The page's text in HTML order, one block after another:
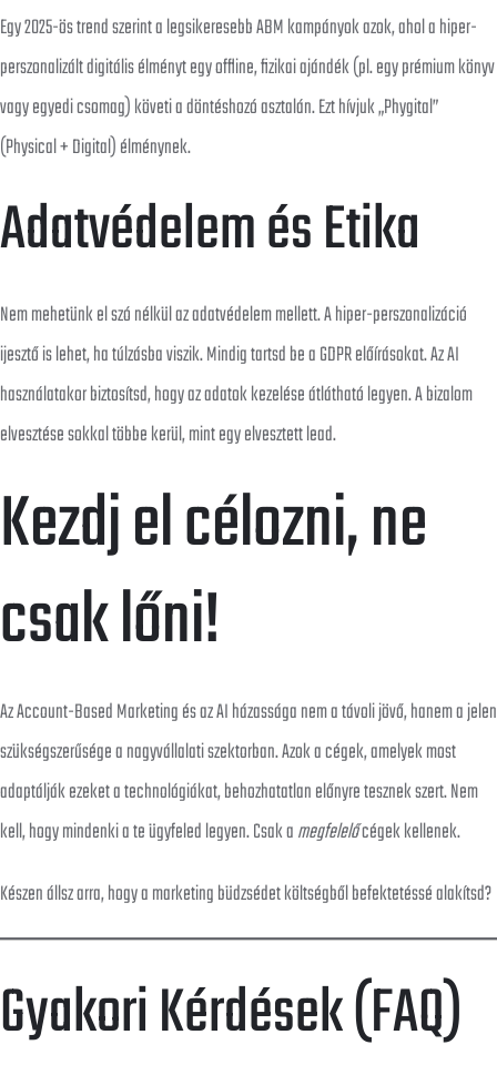
Egy 2025-ös trend szerint a legsikeresebb ABM kampányok azok, ahol a hiper-
perszonalizált digitális élményt egy offline, fizikai ajándék (pl. egy prémium könyv
vagy egyedi csomag) követi a döntéshozó asztalán. Ezt hívjuk „Phygital”
(Physical + Digital) élménynek.
Adatvédelem és Etika
Nem mehetünk el szó nélkül az adatvédelem mellett. A hiper-perszonalizáció
ijesztő is lehet, ha túlzásba viszik. Mindig tartsd be a GDPR előírásokat. Az AI
használatakor biztosítsd, hogy az adatok kezelése átlátható legyen. A bizalom
elvesztése sokkal többe kerül, mint egy elvesztett lead.
Kezdj el célozni, ne
csak lőni!
Az Account-Based Marketing és az AI házassága nem a távoli jövő, hanem a jelen
szükségszerűsége a nagyvállalati szektorban. Azok a cégek, amelyek most
adaptálják ezeket a technológiákat, behozhatatlan előnyre tesznek szert. Nem
kell, hogy mindenki a te ügyfeled legyen. Csak amegfelelőcégek kellenek.
Készen állsz arra, hogy a marketing büdzsédet költségből befektetéssé alakítsd?
Gyakori Kérdések (FAQ)